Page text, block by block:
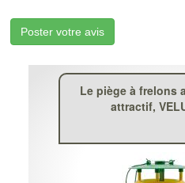
Poster votre avis
Le piège à frelons
attractif,